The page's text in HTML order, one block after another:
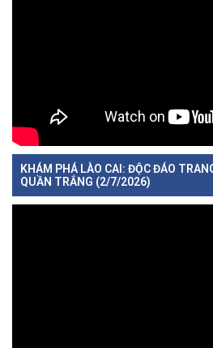
KHÁM PHÁ LÀO CAI: ĐỘC ĐÁO
QUẦN TRẮNG (2/7/2026)